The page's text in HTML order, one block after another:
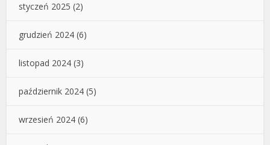
styczeń 2025 (2)
grudzień 2024 (6)
listopad 2024 (3)
październik 2024 (5)
wrzesień 2024 (6)